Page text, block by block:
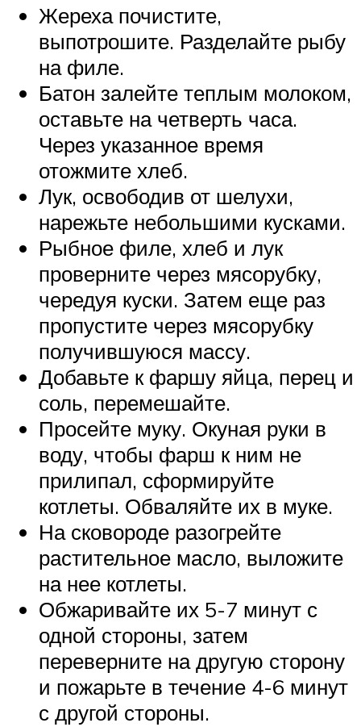
Жереха почистите,
выпотрошите. Разделайте рыбу
на филе.
Батон залейте теплым молоком,
оставьте на четверть часа.
Через указанное время
отожмите хлеб.
Лук, освободив от шелухи,
нарежьте небольшими кусками.
Рыбное филе, хлеб и лук
проверните через мясорубку,
чередуя куски. Затем еще раз
пропустите через мясорубку
получившуюся массу.
Добавьте к фаршу яйца, перец и
соль, перемешайте.
Просейте муку. Окуная руки в
воду, чтобы фарш к ним не
прилипал, сформируйте
котлеты. Обваляйте их в муке.
На сковороде разогрейте
растительное масло, выложите
на нее котлеты.
Обжаривайте их 5-7 минут с
одной стороны, затем
переверните на другую сторону
и пожарьте в течение 4-6 минут
с другой стороны.